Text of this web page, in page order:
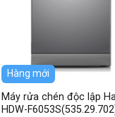
Hàng mới
Máy rửa chén độc lập
HDW-